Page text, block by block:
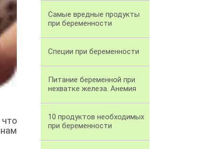
Самые вредные продукты
при беременности
Специи при беременности
Питание беременной при
нехватке железа. Анемия
10 продуктов необходимых
при беременности